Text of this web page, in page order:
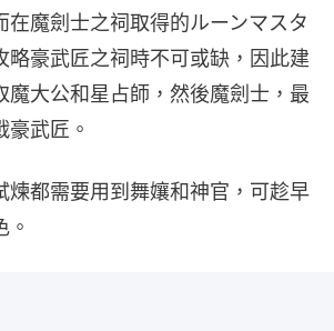
在魔劍士之祠取得的ルーンマスタ
略豪武匠之祠時不可或缺，因此建
魔大公和星占師，然後魔劍士，最
豪武匠。
煉都需要用到舞孃和神官，可趁早
。